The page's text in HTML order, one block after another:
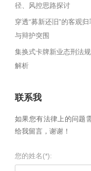
径、风控思路探讨
穿透“募新还旧”的客观
与辩护突围
集换式卡牌新业态刑法
解析
联系我
如果您有法律上的问题
给我留言，谢谢！
您的姓名(*):